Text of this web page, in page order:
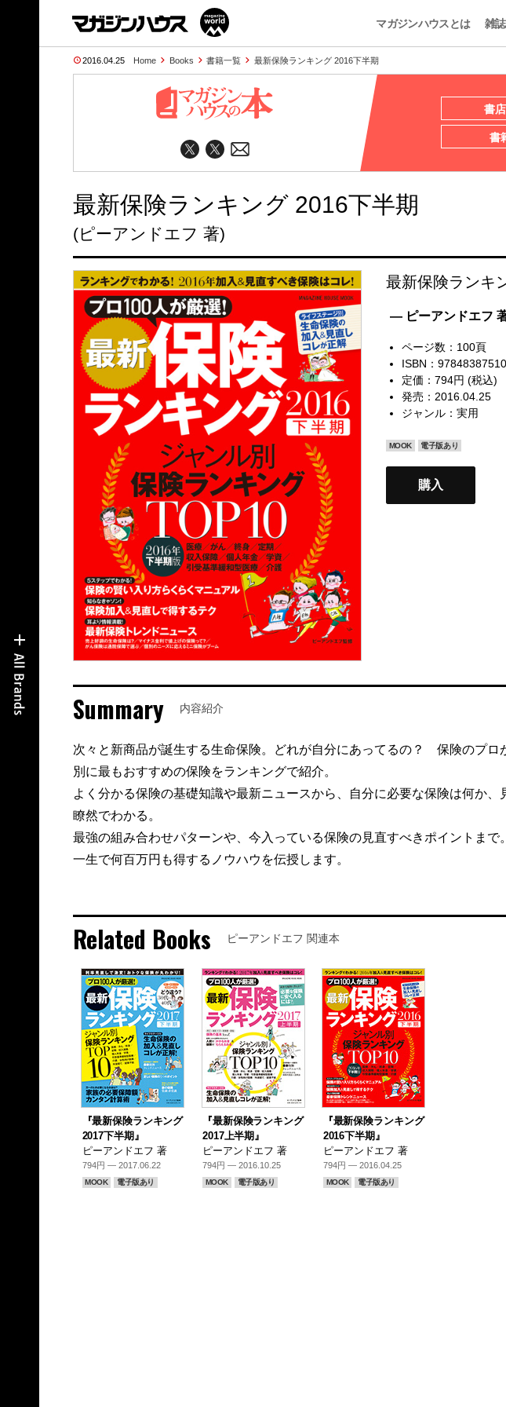
マガジンハウスとは 雑誌
2016.04.25 Home Books 書籍一覧 最新保険ランキング 2016下半期
書
書
最新保険ランキング 2016下半期
(ピーアンドエフ 著)
最新保険ランキ
— ピーアンドエフ
ページ数：100頁
ISBN：
定価：794円 (税込)
発売：2016.04.25
ジャンル： 実用
MOOK 電子版あり
購入
Summary 内容紹介
次々と新商品が誕生する生命保険。どれが自分にあってるの？ 保険のプロ
別に最もおすすめの保険をランキングで紹介。
よく分かる保険の基礎知識や最新ニュースから、自分に必要な保険は何か、
瞭然でわかる。
最強の組み合わせパターンや、今入っている保険の見直すべきポイントまで。
一生で何百万円も得するノウハウを伝授します。
Related Books ピーアンドエフ 関連本
『最新保険ランキング
2017下半期』
ピーアンドエフ 著
794円 — 2017.06.22
MOOK 電子版あり
『最新保険ランキング
2017上半期』
ピーアンドエフ 著
794円 — 2016.10.25
MOOK 電子版あり
『最新保険ランキング
2016下半期』
ピーアンドエフ 著
794円 — 2016.04.25
MOOK 電子版あり